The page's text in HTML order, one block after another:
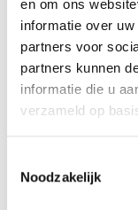
en om ons
informatie over
partners voor
partners kunnen
informatie die u
verzameld op
Noodzakelijk
werk:
"Erg
alle tijd
ruimte